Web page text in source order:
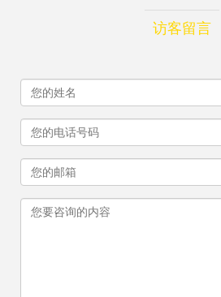
访客留言